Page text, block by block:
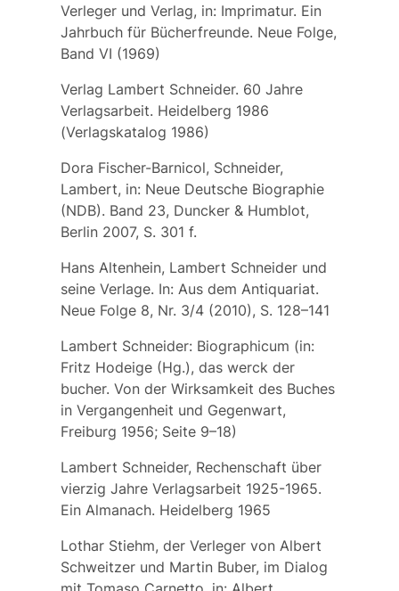
Verleger und Verlag, in: Imprimatur. Ein
Jahrbuch für Bücherfreunde. Neue Folge,
Band VI (1969)
Verlag Lambert Schneider. 60 Jahre
Verlagsarbeit. Heidelberg 1986
(Verlagskatalog 1986)
Dora Fischer-Barnicol, Schneider,
Lambert, in: Neue Deutsche Biographie
(NDB). Band 23, Duncker & Humblot,
Berlin 2007, S. 301 f.
Hans Altenhein, Lambert Schneider und
seine Verlage. In: Aus dem Antiquariat.
Neue Folge 8, Nr. 3/4 (2010), S. 128–141
Lambert Schneider: Biographicum (in:
Fritz Hodeige (Hg.), das werck der
bucher. Von der Wirksamkeit des Buches
in Vergangenheit und Gegenwart,
Freiburg 1956; Seite 9–18)
Lambert Schneider, Rechenschaft über
vierzig Jahre Verlagsarbeit 1925-1965.
Ein Almanach. Heidelberg 1965
Lothar Stiehm, der Verleger von Albert
Schweitzer und Martin Buber, im Dialog